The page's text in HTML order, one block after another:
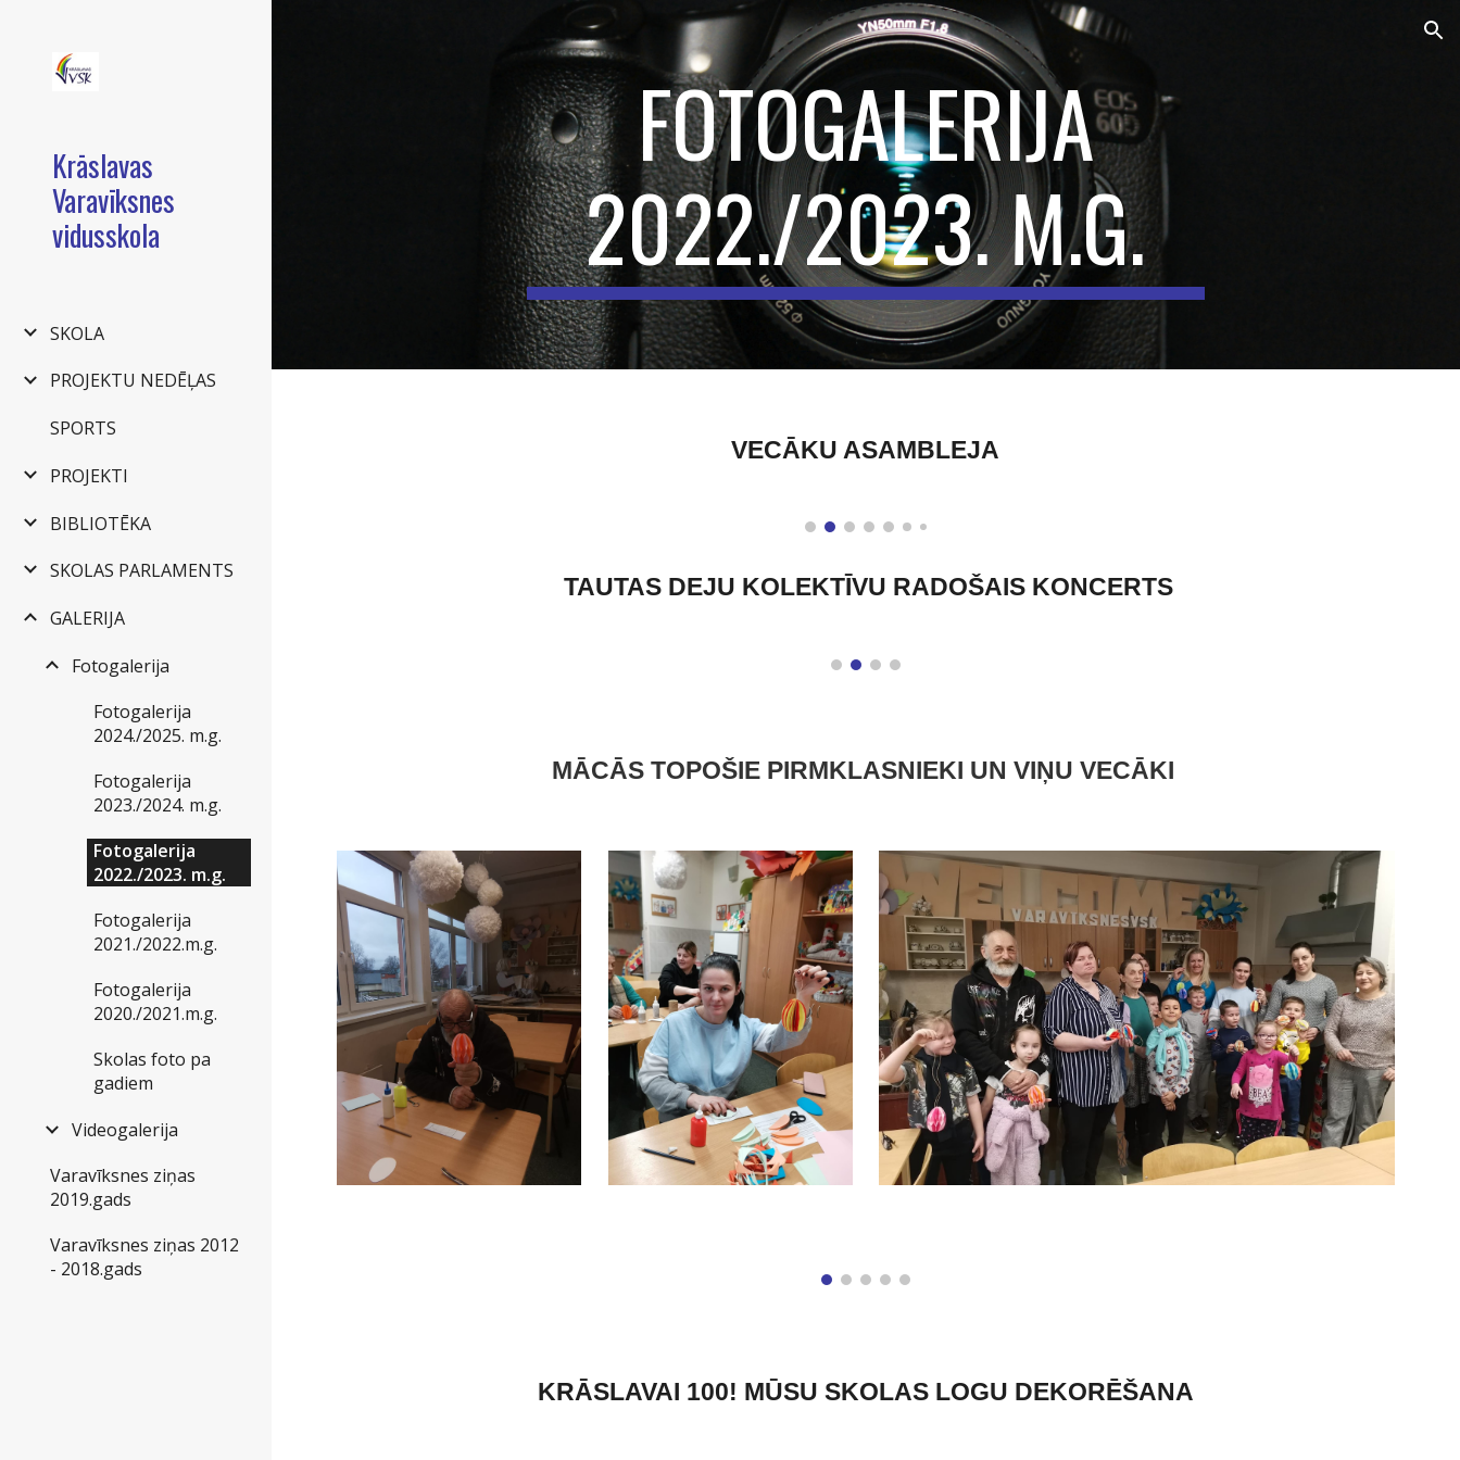
Skip to main content Skip to navigation
Krāslavas
Varavīksnes
vidusskola
SKOLA
PROJEKTU NEDĒĻAS
SPORTS
PROJEKTI
BIBLIOTĒKA
SKOLAS PARLAMENTS
GALERIJA
Fotogalerija
Fotogalerija
2024./2025. m.g.
Fotogalerija
2023./2024. m.g.
Fotogalerija
2022./2023. m.g.
Fotogalerija
2021./2022.m.g.
Fotogalerija
2020./2021.m.g.
Skolas foto pa
gadiem
Videogalerija
Varavīksnes ziņas
2019.gads
Varavīksnes ziņas 2012
- 2018.gads
FOTOGALERIJA
2022./2023. M.G.
VECĀKU ASAMBLEJA
TAUTAS DEJU KOLEKTĪVU RADOŠAIS KONCERTS
MĀCĀS TOPOŠIE PIRMKLASNIEKI UN VIŅU VECĀKI
KRĀSLAVAI 100! MŪSU SKOLAS LOGU DEKORĒŠANA